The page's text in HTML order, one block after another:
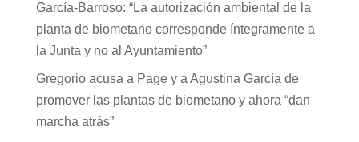
García-Barroso: “La autorización ambiental de la
planta de biometano corresponde íntegramente a
la Junta y no al Ayuntamiento”
Gregorio acusa a Page y a Agustina García de
promover las plantas de biometano y ahora “dan
marcha atrás”